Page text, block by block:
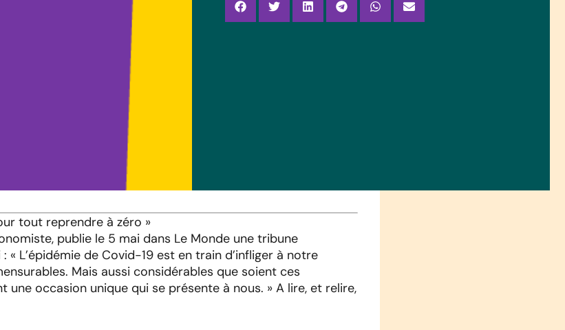
tout reprendre à zéro »
publie le 5 mai dans Le Monde une tribune
« L’épidémie de Covid-19 est en train d’infliger à notre
Mais aussi considérables que soient ces
une occasion unique qui se présente à nous. » A lire, et relire,